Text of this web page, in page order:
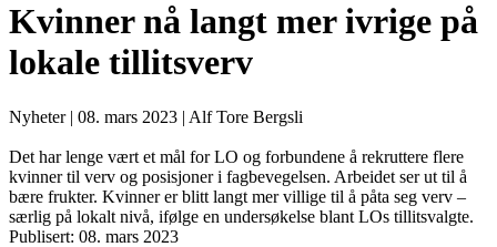
Kvinner nå langt mer ivrige på
lokale tillitsverv
Nyheter | 08. mars 2023 | Alf Tore Bergsli
Det har lenge vært et mål for LO og forbundene å rekruttere flere
kvinner til verv og posisjoner i fagbevegelsen. Arbeidet ser ut til å
bære frukter. Kvinner er blitt langt mer villige til å påta seg verv –
særlig på lokalt nivå, ifølge en undersøkelse blant LOs tillitsvalgte.
Publisert: 08. mars 2023